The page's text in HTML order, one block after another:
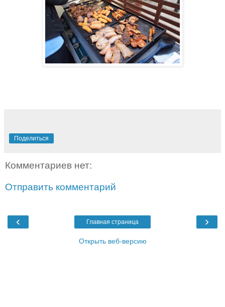
Поделиться
Комментариев нет:
Отправить комментарий
‹ ›
Главная страница
Открыть веб-версию